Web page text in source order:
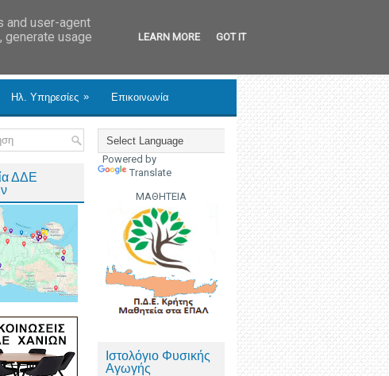
Ηλ. Υπηρεσίες » Επικοινωνία
ΔΔΕ
Powered by
Translate
ΜΑΘΗΤΕΙΑ
Ιστολόγιο Φυσικής
Αγωγής
and user-agent
generate usage
LEARN MORE GOT IT